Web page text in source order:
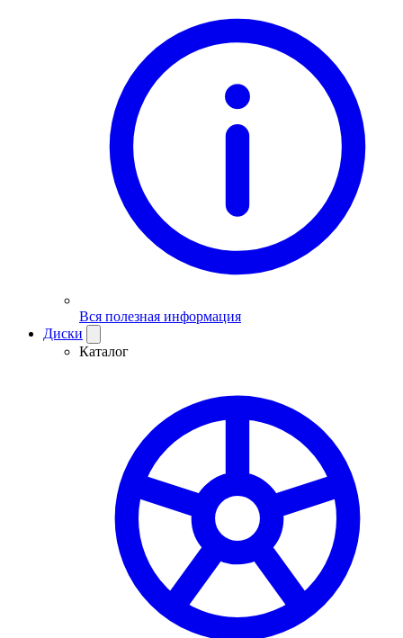
Вся полезная информация
Диски
Каталог